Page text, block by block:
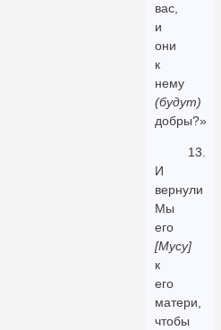
вас,
и
они
к
нему
(будут)
добры?»
13.
И
вернули
Мы
его
[Мусу]
к
его
матери,
чтобы